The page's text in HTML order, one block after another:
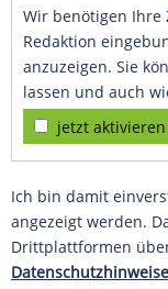
Wir benötigen Ihre
Redaktion
anzuzeigen. Sie
lassen und auch
jetzt aktivieren
Ich bin damit
angezeigt werden.
Drittplattformen